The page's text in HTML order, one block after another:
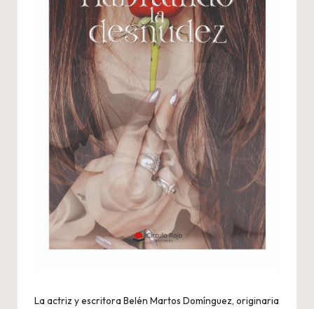
La actriz y escritora Belén Martos Domínguez, originaria